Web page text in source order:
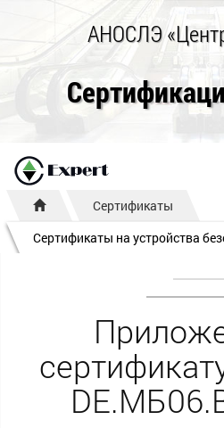
АНОСЛЭ
Сертификаты
Сертификаты на устройства